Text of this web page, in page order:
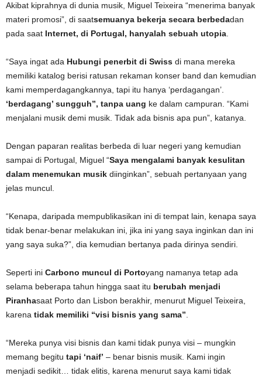
Akibat kiprahnya di dunia musik, Miguel Teixeira “menerima banyak
materi promosi”, di saatsemuanya bekerja secara berbedadan
pada saat Internet, di Portugal, hanyalah sebuah utopia
“Saya ingat ada Hubungi penerbit di Swiss di mana mereka
memiliki katalog berisi ratusan rekaman konser band dan kemudian
kami memperdagangkannya, tapi itu hanya ‘perdagangan’.
‘berdagang’ sungguh”, tanpa uang ke dalam campuran. “Kami
menjalani musik demi musik. Tidak ada bisnis apa pun”, katanya.
Dengan paparan realitas berbeda di luar negeri yang kemudian
sampai di Portugal, Miguel “Saya mengalami banyak kesulitan
dalam menemukan musik diinginkan”, sebuah pertanyaan yang
jelas muncul.
“Kenapa, daripada mempublikasikan ini di tempat lain, kenapa saya
tidak benar-benar melakukan ini, jika ini yang saya inginkan dan ini
yang saya suka?”, dia kemudian bertanya pada dirinya sendiri.
Seperti ini Carbono muncul di Portoyang namanya tetap ada
selama beberapa tahun hingga saat itu berubah menjadi
Piranhasaat Porto dan Lisbon berakhir, menurut Miguel Teixeira,
karena tidak memiliki “visi bisnis yang sama”
“Mereka punya visi bisnis dan kami tidak punya visi – mungkin
memang begitu tapi ‘naif’ – benar bisnis musik. Kami ingin
menjadi sedikit… tidak elitis, karena menurut saya kami tidak